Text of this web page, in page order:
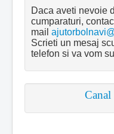
Daca aveti nevoie
cumparaturi,
mail
Scrieti un mesaj
telefon si va vom